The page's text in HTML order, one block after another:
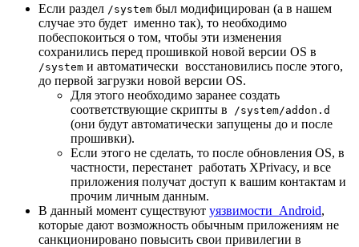
Если раздел /system был модифицирован (а в нашем
случае это будет именно так), то необходимо
побеспокоиться о том, чтобы эти изменения
сохранились перед прошивкой новой версии OS в
/system и автоматически восстановились после этого,
до первой загрузки новой версии OS.
Для этого необходимо заранее создать
соответствующие скрипты в
/system/addon.d
(они будут автоматически запущены до и после
прошивки).
Если этого не сделать, то после обновления OS, в
частности, перестанет работать XPrivacy, и все
приложения получат доступ к вашим контактам и
прочим личным данным.
В данный момент существуют уязвимости Android,
которые дают возможность обычным приложениям не
санкционировано повысить свои привилегии в